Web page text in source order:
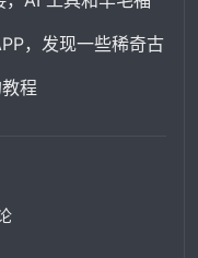
，发现一些稀奇古
程